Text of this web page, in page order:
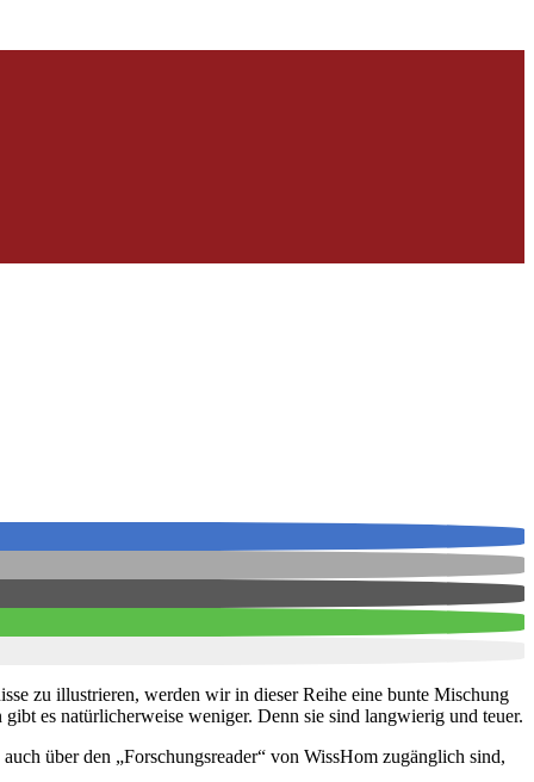
zu illustrieren, werden wir in dieser Reihe eine bunte Mischung
es natürlicherweise weniger. Denn sie sind langwierig und teuer.
über den „Forschungsreader“ von WissHom zugänglich sind,